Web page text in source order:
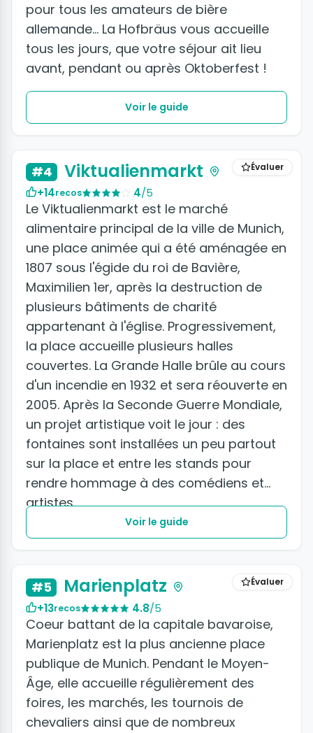
pour tous les amateurs de bière
allemande… La Hofbräus vous accueille
tous les jours, que votre séjour ait lieu
avant, pendant ou après Oktoberfest !
Voir le guide
Évaluer
#4 Viktualienmarkt
+14recos 4/5
Le Viktualienmarkt est le marché
alimentaire principal de la ville de Munich,
une place animée qui a été aménagée en
1807 sous l'égide du roi de Bavière,
Maximilien 1er, après la destruction de
plusieurs bâtiments de charité
appartenant à l'église. Progressivement,
la place accueille plusieurs halles
couvertes. La Grande Halle brûle au cours
d'un incendie en 1932 et sera réouverte en
2005. Après la Seconde Guerre Mondiale,
un projet artistique voit le jour : des
fontaines sont installées un peu partout
sur la place et entre les stands pour
rendre hommage à des comédiens et
artistes.
Voir le guide
Évaluer
#5 Marienplatz
+13recos 4.8/5
Coeur battant de la capitale bavaroise,
Marienplatz est la plus ancienne place
publique de Munich. Pendant le Moyen-
Âge, elle accueille régulièrement des
foires, les marchés, les tournois de
chevaliers ainsi que de nombreux